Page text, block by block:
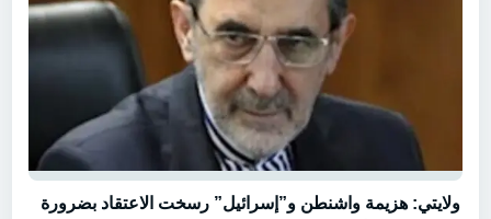
ولايتي: هزيمة واشنطن و”إسرائيل” رسخت الاعتقاد بضرورة